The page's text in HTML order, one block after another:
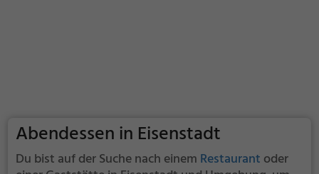
Abendessen in Eisenstadt
Du bist auf der Suche nach einem Restaurant oder